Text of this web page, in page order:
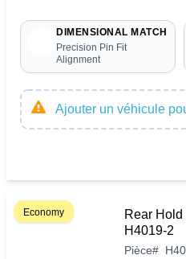
DIMENSIONAL MATCH
Precision Pin Fit
Alignment
Ajouter un véhicule
Economy
Rear
H4019-2
Pièce#